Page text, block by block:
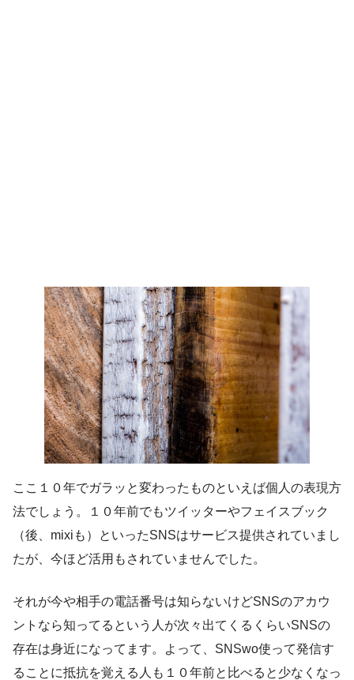
ここ１０年でガラッと変わったものといえば個人の表現方
法でしょう。１０年前でもツイッターやフェイスブック
（後、mixiも）といったSNSはサービス提供されていまし
たが、今ほど活用もされていませんでした。
それが今や相手の電話番号は知らないけどSNSのアカウ
ントなら知ってるという人が次々出てくるくらいSNSの
存在は身近になってます。よって、SNSwo使って発信す
ることに抵抗を覚える人も１０年前と比べると少なくなっ